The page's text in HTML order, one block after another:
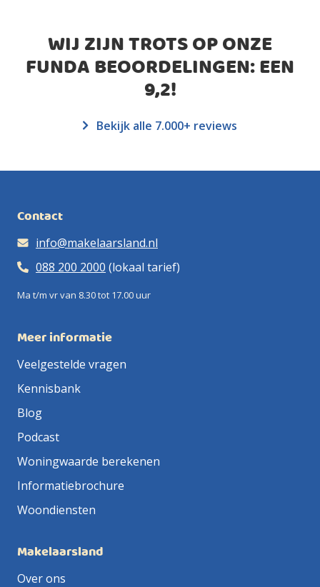
WIJ ZIJN TROTS OP ONZE
FUNDA BEOORDELINGEN: EEN
9,2!
Bekijk alle 7.000+ reviews
Contact
info@makelaarsland.nl
088 200 2000 (lokaal tarief)
Ma t/m vr van 8.30 tot 17.00 uur
Meer informatie
Veelgestelde vragen
Kennisbank
Blog
Podcast
Woningwaarde berekenen
Informatiebrochure
Woondiensten
Makelaarsland
Over ons